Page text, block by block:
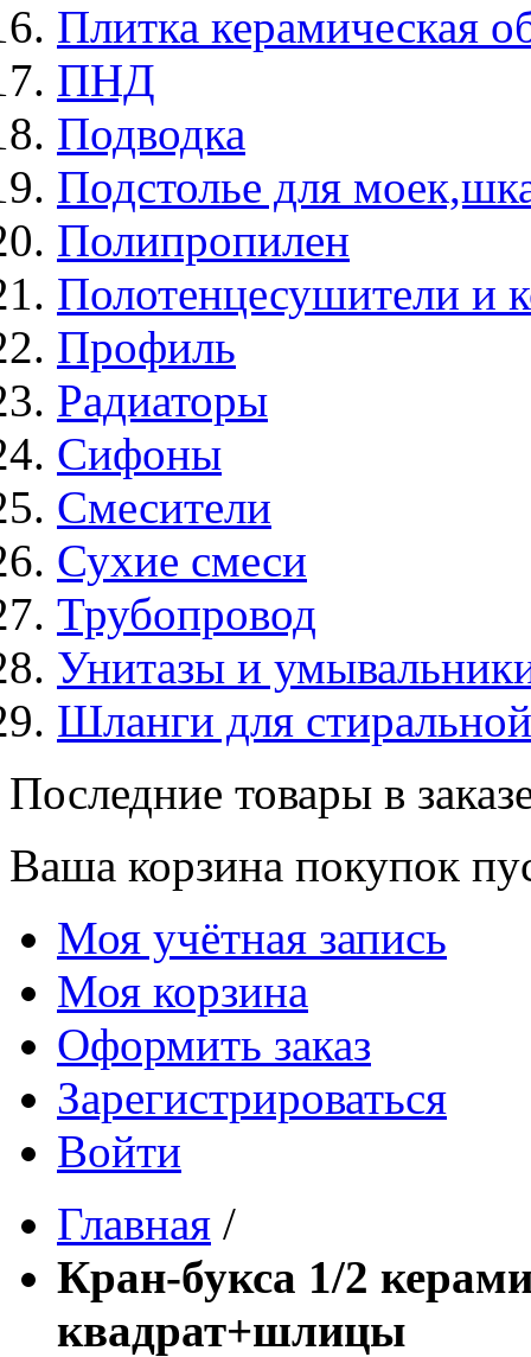
Плитка керамическая
ПНД
Подводка
Подстолье для
Полипропилен
Полотенцесушители и
Профиль
Радиаторы
Сифоны
Смесители
Сухие смеси
Трубопровод
Унитазы и
Шланги для
Последние товары в
Ваша корзина покупок
Моя учётная запись
Моя корзина
Оформить заказ
Зарегистрироваться
Войти
Главная /
Кран-букса 1/2
квадрат+шлицы